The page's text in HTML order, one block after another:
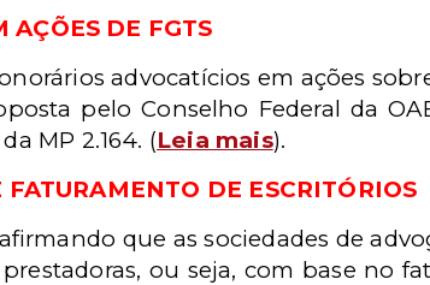
AÇÕES DE FGTS
advocatícios em ações
pelo Conselho Federal da
MP 2.164. (Leia mais).
DE ESCRITÓRIOS
que as sociedades de
ou seja, com base no